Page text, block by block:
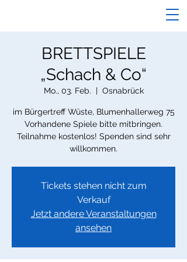
BRETTSPIELE
„Schach & Co“
Mo., 03. Feb.
  |
Osnabrück
im Bürgertreff Wüste, Blumenhallerweg 75
Vorhandene Spiele bitte mitbringen.
Teilnahme kostenlos! Spenden sind sehr
willkommen.
Tickets stehen nicht zum
Verkauf
Jetzt andere Veranstaltungen
ansehen